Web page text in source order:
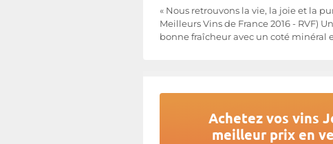
« Nous retrouvons la vie, la joie et la
Meilleurs Vins de France 2016 - RVF)
bonne fraîcheur avec un coté minéral
Achetez vos vins
meilleur prix en